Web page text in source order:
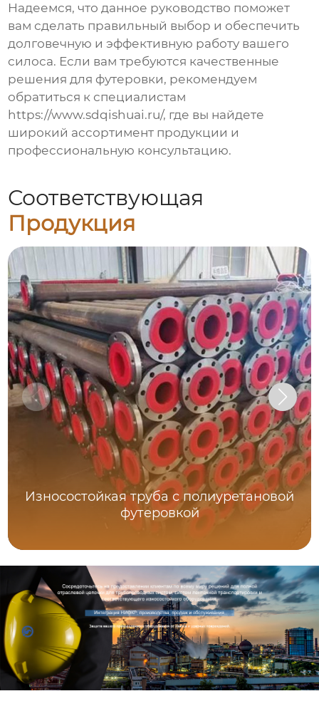
Надеемся, что данное руководство поможет
вам сделать правильный выбор и обеспечить
долговечную и эффективную работу вашего
силоса. Если вам требуются качественные
решения для футеровки, рекомендуем
обратиться к специалистам
https://www.sdqishuai.ru/, где вы найдете
широкий ассортимент продукции и
профессиональную консультацию.
Соответствующая
Продукция
Износостойкая труба с полиуретановой
футеровкой